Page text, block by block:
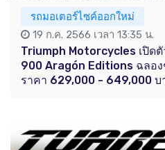
รถมอเตอร์ไซค์ออกใหม่
19 ก.ค. 2566 เวลา 13:35 น.
Triumph Motorcycles เปิด
900 Aragón Editions ฉลอ
ราคา 629,000 - 649,000 บ